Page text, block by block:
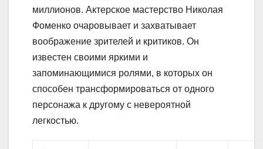
миллионов. Актерское мастерство Николая
Фоменко очаровывает и захватывает
воображение зрителей и критиков. Он
известен своими яркими и
запоминающимися ролями, в которых он
способен трансформироваться от одного
персонажа к другому с невероятной
легкостью.